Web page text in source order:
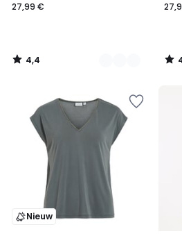
€.
27,99 €
4,4
/
/
Nieuw